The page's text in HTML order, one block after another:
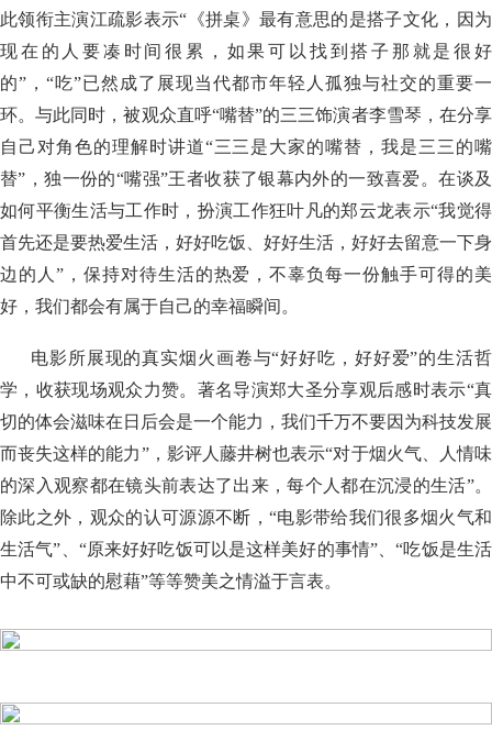
此领衔主演江疏影表示“《拼桌》最有意思的是搭子文化，因为
现在的人要凑时间很累，如果可以找到搭子那就是很好
的”，“吃”已然成了展现当代都市年轻人孤独与社交的重要一
环。与此同时，被观众直呼“嘴替”的三三饰演者李雪琴，在分享
自己对角色的理解时讲道“三三是大家的嘴替，我是三三的嘴
替”，独一份的“嘴强”王者收获了银幕内外的一致喜爱。在谈及
如何平衡生活与工作时，扮演工作狂叶凡的郑云龙表示“我觉得
首先还是要热爱生活，好好吃饭、好好生活，好好去留意一下身
边的人”，保持对待生活的热爱，不辜负每一份触手可得的美
好，我们都会有属于自己的幸福瞬间。
电影所展现的真实烟火画卷与“好好吃，好好爱”的生活哲
学，收获现场观众力赞。著名导演郑大圣分享观后感时表示“真
切的体会滋味在日后会是一个能力，我们千万不要因为科技发展
而丧失这样的能力”，影评人藤井树也表示“对于烟火气、人情味
的深入观察都在镜头前表达了出来，每个人都在沉浸的生活”。
除此之外，观众的认可源源不断，“电影带给我们很多烟火气和
生活气”、“原来好好吃饭可以是这样美好的事情”、“吃饭是生活
中不可或缺的慰藉”等等赞美之情溢于言表。